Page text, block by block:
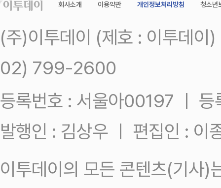
회사소개 이용약관 개인정보처리방침 청소년
(주)이투데이 (제호 : 이투데
02) 799-2600
등록번호 : 서울아00197 ㅣ
발행인 : 김상우 ㅣ 편집인 : 이
이투데이의 모든 콘텐츠(기사)